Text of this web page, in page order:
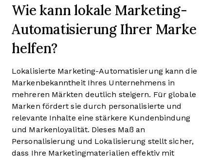
Wie kann lokale Marketing-
Automatisierung Ihrer Marke
helfen?
Lokalisierte Marketing-Automatisierung kann die
Markenbekanntheit Ihres Unternehmens in
mehreren Märkten deutlich steigern. Für globale
Marken fördert sie durch personalisierte und
relevante Inhalte eine stärkere Kundenbindung
und Markenloyalität. Dieses Maß an
Personalisierung und Lokalisierung stellt sicher,
dass Ihre Marketingmaterialien effektiv mit